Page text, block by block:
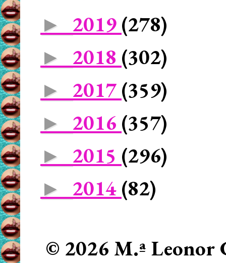
► 2019 (278)
► 2018 (302)
► 2017 (359)
► 2016 (357)
► 2015 (296)
► 2014 (82)
© 2026 M.ª Leonor